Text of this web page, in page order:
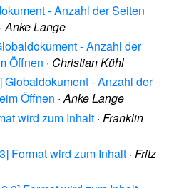
- Anzahl der Seiten
·Anke Lange
- Anzahl der
Öffnen · Christian Kühl
Globaldokument - Anzahl der
Öffnen ·Anke Lange
wird zum Inhalt · Franklin
Format wird zum Inhalt · Fritz